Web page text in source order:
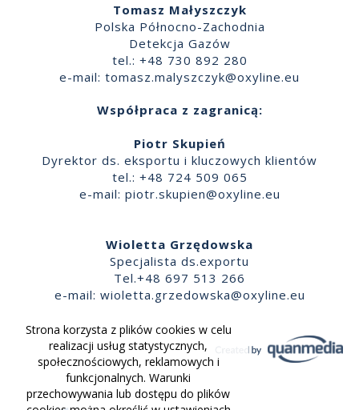
Tomasz Małyszczyk
Polska Północno-Zachodnia
Detekcja Gazów
tel.: +48 730 892 280
e-mail: tomasz.malyszczyk@oxyline.eu
Współpraca z zagranicą:
Piotr Skupień
Dyrektor ds. eksportu i kluczowych klientów
tel.: +48 724 509 065
e-mail: piotr.skupien@oxyline.eu
Wioletta Grzędowska
Specjalista ds.exportu
Tel.+48 697 513 266
e-mail: wioletta.grzedowska@oxyline.eu
Strona korzysta z plików cookies w celu
realizacji usług statystycznych,
społecznościowych, reklamowych i
funkcjonalnych. Warunki
przechowywania lub dostępu do plików